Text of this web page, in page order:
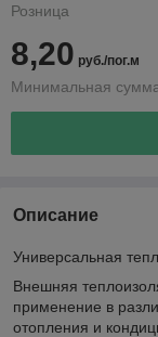
Розница
8,20 руб./пог.м
Минимальная
Описание
Универсальная
Внешняя
применение в
отопления и